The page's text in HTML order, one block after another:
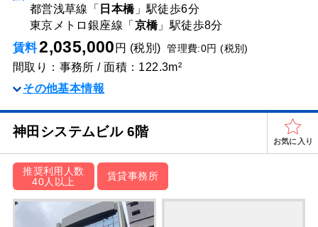
都営浅草線「 日本橋」駅徒歩6分
東京メトロ銀座線「 京橋」駅徒歩8分
賃料2,035,000 円 (税別)管理費:0円 (税別)
間取り：事務所 / 面積：122.3m²
その他基本情報
神田システムビル 6階
お気に入り
推奨利用人数
40人以上
賃貸事務所